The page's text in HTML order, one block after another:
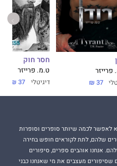
37 ₪
חסר חוק
ט.מ. פרייזר
דיגיטלי 37 ₪
לאפשר לכמה שיותר סופרים וסופרות
שלהם, לתת לקוראים חופש בחירה
אנחנו אוהבים ספרים, סיפורים
שסיפורים מעצבים את מי שאנחנו כבני